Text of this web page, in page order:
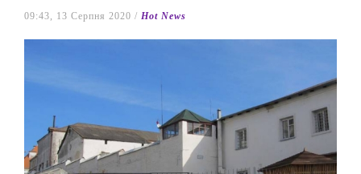
09:43, 13 Серпня 2020 / Hot News